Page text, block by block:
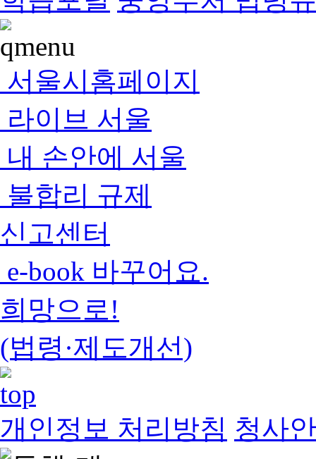
서울시홈페이지
라이브 서울
내 손안에 서울
불합리 규제
신고센터
e-book 바꾸어요.
희망으로!
(법령·제도개선)
개인정보 처리방침 청사